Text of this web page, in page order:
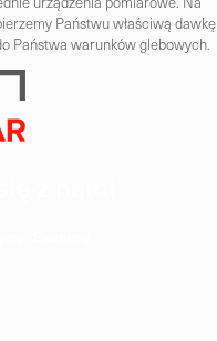
Państwu właściwą dawkę
Państwa warunków glebowych.